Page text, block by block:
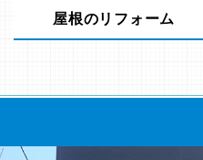
屋根のリフォーム